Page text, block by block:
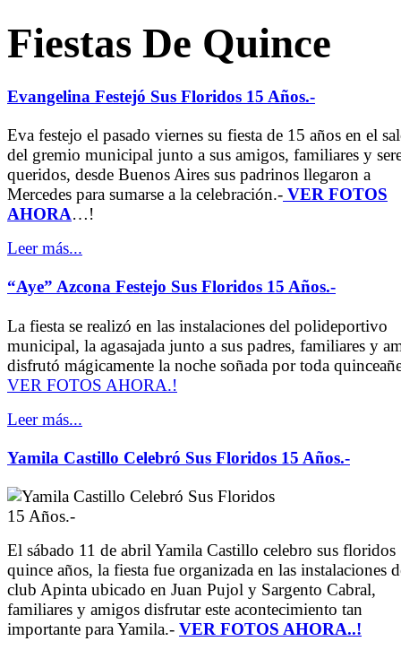
Fiestas De Quince
Evangelina Festejó Sus Floridos 15 Años.-
Eva festejo el pasado viernes su fiesta de 15 años en el
del gremio municipal junto a sus amigos, familiares y
queridos, desde Buenos Aires sus padrinos llegaron a
Mercedes para sumarse a la celebración.- VER FOTOS
AHORA…!
Leer más...
“Aye” Azcona Festejo Sus Floridos 15 Años.-
La fiesta se realizó en las instalaciones del polideportivo
municipal, la agasajada junto a sus padres, familiares y
disfrutó mágicamente la noche soñada por toda
VER FOTOS AHORA.!
Leer más...
Yamila Castillo Celebró Sus Floridos 15 Años.-
El sábado 11 de abril Yamila Castillo celebro sus floridos
quince años, la fiesta fue organizada en las instalaciones
club Apinta ubicado en Juan Pujol y Sargento Cabral,
familiares y amigos disfrutar este acontecimiento tan
importante para Yamila.- VER FOTOS AHORA..!